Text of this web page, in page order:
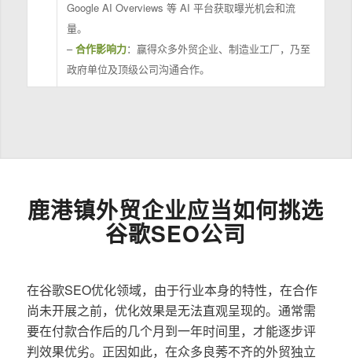
Google AI Overviews 等 AI 平台获取曝光机会和流
量。
–合作影响力：赢得众多外贸企业、制造业工厂，乃至
政府单位及顶级公司沟通合作。
鹿港镇外贸企业应当如何挑选
谷歌SEO公司
在谷歌SEO优化领域，由于行业本身的特性，在合作
尚未开展之前，优化效果是无法直观呈现的。通常需
要在付款合作后的几个月到一年时间里，才能逐步评
判效果优劣。正因如此，在众多良莠不齐的外贸独立